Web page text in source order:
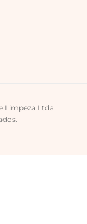
Limpeza Ltda